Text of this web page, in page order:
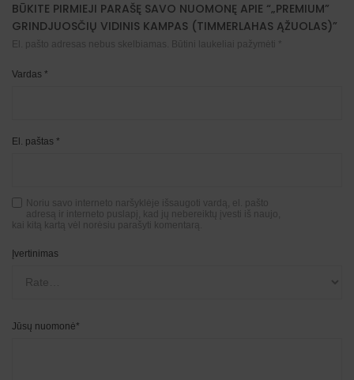
BŪKITE PIRMIEJI PARAŠĘ SAVO NUOMONĘ APIE “„PREMIUM”
GRINDJUOSČIŲ VIDINIS KAMPAS (TIMMERLAHAS ĄŽUOLAS)”
El. pašto adresas nebus skelbiamas. Būtini laukeliai pažymėti
Vardas *
El. paštas *
Noriu savo interneto naršyklėje išsaugoti vardą, el. pašto
adresą ir interneto puslapį, kad jų nebereiktų įvesti iš naujo,
kai kitą kartą vėl norėsiu parašyti komentarą.
Įvertinimas
Jūsų nuomonė*